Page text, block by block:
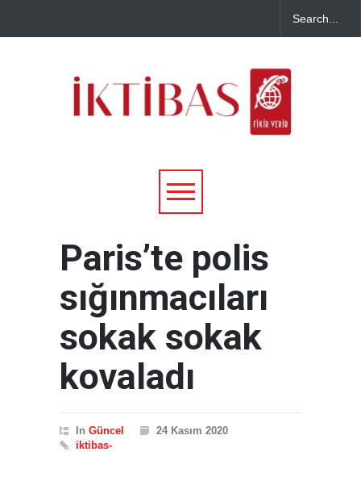
Paris’te polis
sığınmacıları
sokak sokak
kovaladı
In Güncel
24 Kasım 2020
iktibas-